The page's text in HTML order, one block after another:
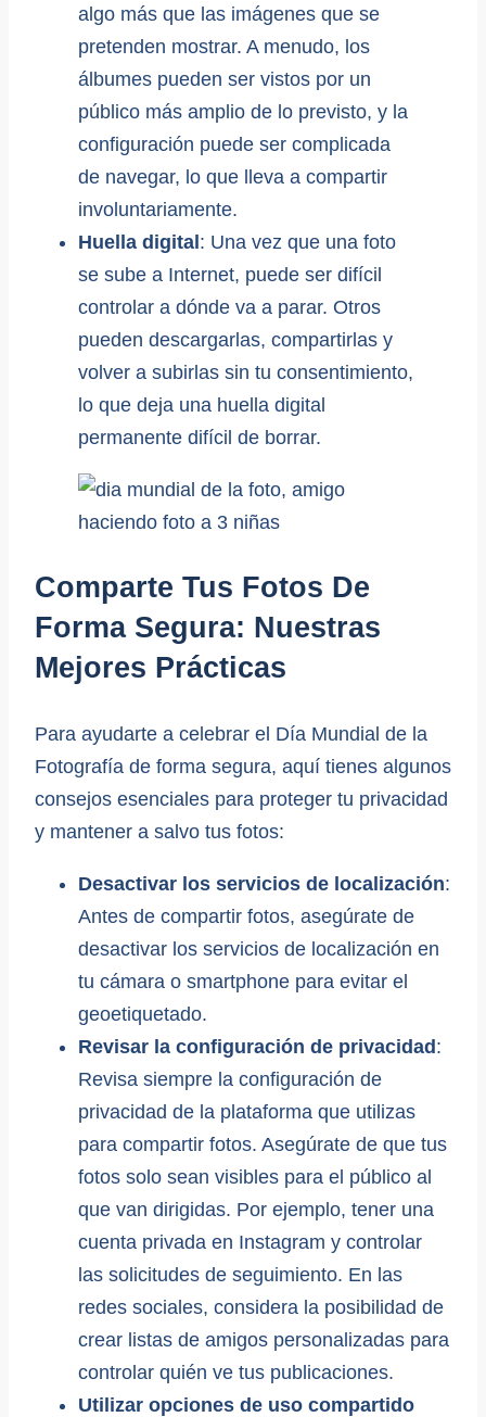
algo más que las imágenes que se
pretenden mostrar. A menudo, los
álbumes pueden ser vistos por un
público más amplio de lo previsto, y la
configuración puede ser complicada
de navegar, lo que lleva a compartir
involuntariamente.
Huella digital: Una vez que una foto
se sube a Internet, puede ser difícil
controlar a dónde va a parar. Otros
pueden descargarlas, compartirlas y
volver a subirlas sin tu consentimiento,
lo que deja una huella digital
permanente difícil de borrar.
Comparte Tus Fotos De
Forma Segura: Nuestras
Mejores Prácticas
Para ayudarte a celebrar el Día Mundial de la
Fotografía de forma segura, aquí tienes algunos
consejos esenciales para proteger tu privacidad
y mantener a salvo tus fotos:
Desactivar los servicios de localización:
Antes de compartir fotos, asegúrate de
desactivar los servicios de localización en
tu cámara o smartphone para evitar el
geoetiquetado.
Revisar la configuración de privacidad:
Revisa siempre la configuración de
privacidad de la plataforma que utilizas
para compartir fotos. Asegúrate de que tus
fotos solo sean visibles para el público al
que van dirigidas. Por ejemplo, tener una
cuenta privada en Instagram y controlar
las solicitudes de seguimiento. En las
redes sociales, considera la posibilidad de
crear listas de amigos personalizadas para
controlar quién ve tus publicaciones.
Utilizar opciones de uso compartido